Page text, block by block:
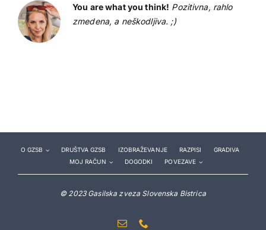
You are what you think! Pozitivna, rahlo
zmedena, a neškodljiva. ;)
O GZSB DRUŠTVA GZSB IZOBRAŽEVANJE RAZPISI
GRADIVA
MOJ RAČUN
DOGODKI POVEZAVE
© 2023 Gasilska zveza Slovenska Bistrica